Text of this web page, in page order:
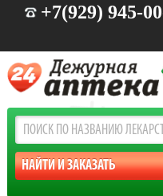
+7(929) 945-